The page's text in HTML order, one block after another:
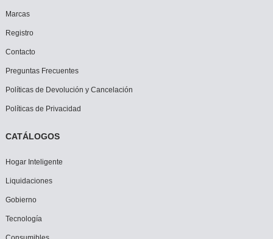
Marcas
Registro
Contacto
Preguntas Frecuentes
Políticas de Devolución y Cancelación
Políticas de Privacidad
CATÁLOGOS
Hogar Inteligente
Liquidaciones
Gobierno
Tecnología